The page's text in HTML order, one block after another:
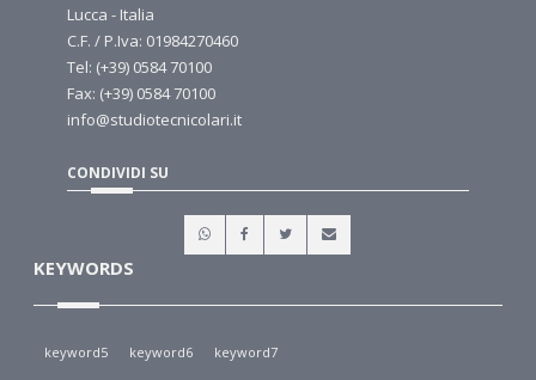
Lucca - Italia
C.F. / P.Iva: 01984270460
Tel: (+39) 0584 70100
Fax: (+39) 0584 70100
info@studiotecnicolari.it
CONDIVIDI SU
KEYWORDS
keyword5 keyword6 keyword7